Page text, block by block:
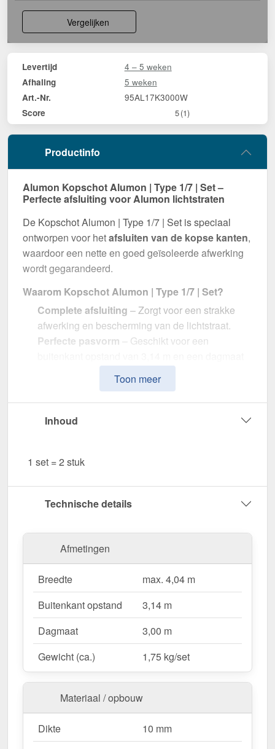
Vergelijken
Levertijd 4 – 5 weken
Afhaling 5 weken
Art.-Nr. 95AL17K3000W
Score 5(1)
Productinfo
Alumon Kopschot Alumon | Type 1/7 | Set –
Perfecte afsluiting voor Alumon lichtstraten
De Kopschot Alumon | Type 1/7 | Set is speciaal
ontworpen voor hetafsluiten van de kopse kanten,
waardoor een nette en goed geïsoleerde afwerking
wordt gegarandeerd.
Waarom Kopschot Alumon | Type 1/7 | Set?
Complete afsluiting – Zorgt voor een strakke
afwerking en bescherming van de lichtstraat.
Perfecte pasvorm – Geschikt voor een
Optimale lichtdoorlaat – Transparant Opaal wit
met ca. 36 % lichtdoorlatendheid.
Duurzaam & weerbestendig
snelle en efficiënte installatie.
Bestel nu Kopschot Alumon | Type 1/7 | Set –
Voor een complete & duurzame afwerking van uw
Wegens maatwerk / customisatie van herroepingsrecht uitgezonderd
Toon meer
Inhoud
1 set = 2 stuk
Technische details
Afmetingen
Breedte
max. 4,04 m
Buitenkant opstand
3,14 m
Dagmaat
3,00 m
Gewicht (ca.)
1,75 kg/set
Materiaal / opbouw
Dikte
10 mm